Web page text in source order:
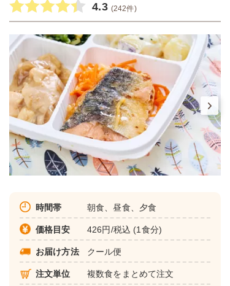
4.3 (242件)
時間帯 朝食、昼食、夕食
価格目安 426円/税込 (1食分)
お届け方法 クール便
注文単位 複数食をまとめて注文